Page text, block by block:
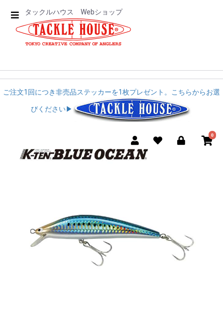
タックルハウス Webショップ
ご注文1回につき非売品ステッカーを1枚プレゼント。こちらからお選
びください▶︎︎
0